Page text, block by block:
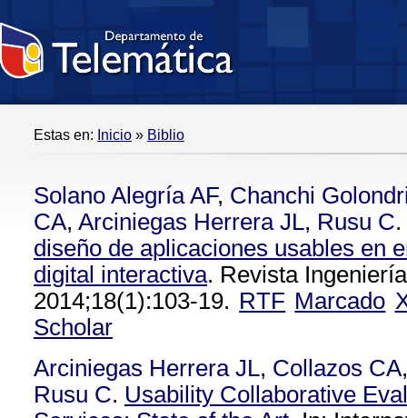
Estas en: Inicio » Biblio
Solano Alegría AF, Chanchi
CA, Arciniegas Herrera JL, Rusu C.
diseño de aplicaciones usables en
digital interactiva. Revista
2014;18(1):103-19. RTF Marcado
Scholar
Arciniegas Herrera JL, Collazos CA
Rusu C. Usability Collaborative